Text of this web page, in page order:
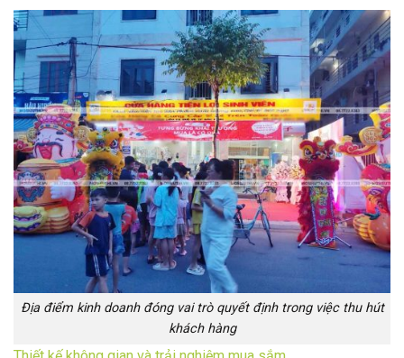
Địa điểm kinh doanh đóng vai trò quyết định trong việc thu hút
khách hàng